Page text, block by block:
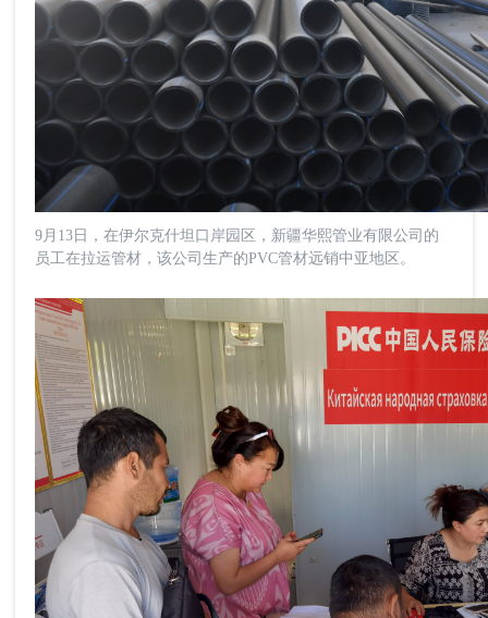
9月13日，在伊尔克什坦口岸园区，新疆华熙管业有限公司的
员工在拉运管材，该公司生产的PVC管材远销中亚地区。